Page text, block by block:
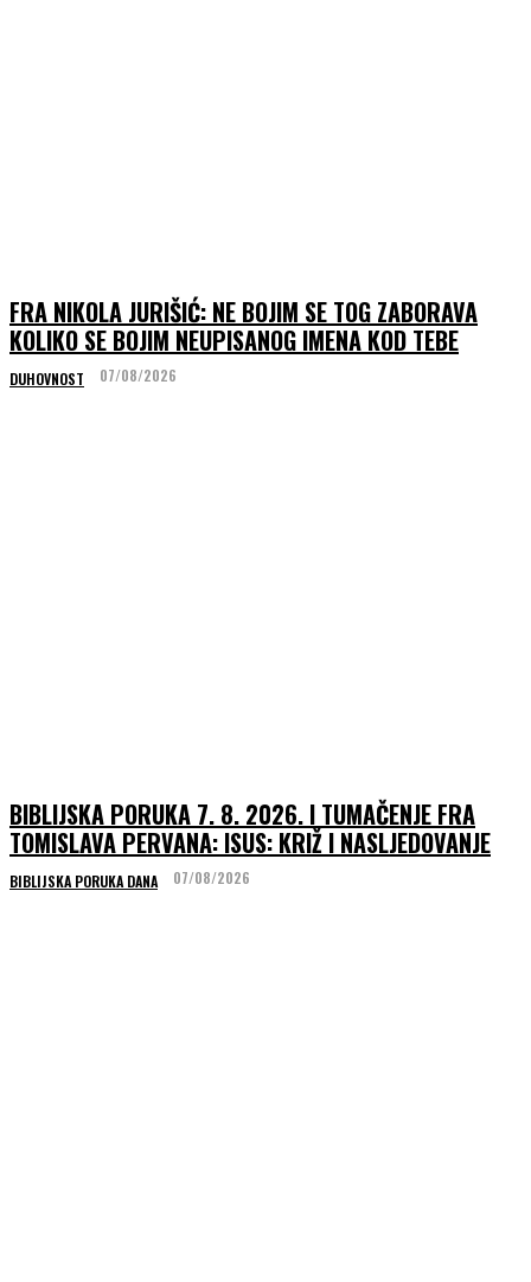
FRA NIKOLA JURIŠIĆ: NE BOJIM SE TOG ZABORAVA
KOLIKO SE BOJIM NEUPISANOG IMENA KOD TEBE
DUHOVNOST 07/08/2026
BIBLIJSKA PORUKA 7. 8. 2026. I TUMAČENJE FRA
TOMISLAVA PERVANA: ISUS: KRIŽ I NASLJEDOVANJE
BIBLIJSKA PORUKA DANA 07/08/2026